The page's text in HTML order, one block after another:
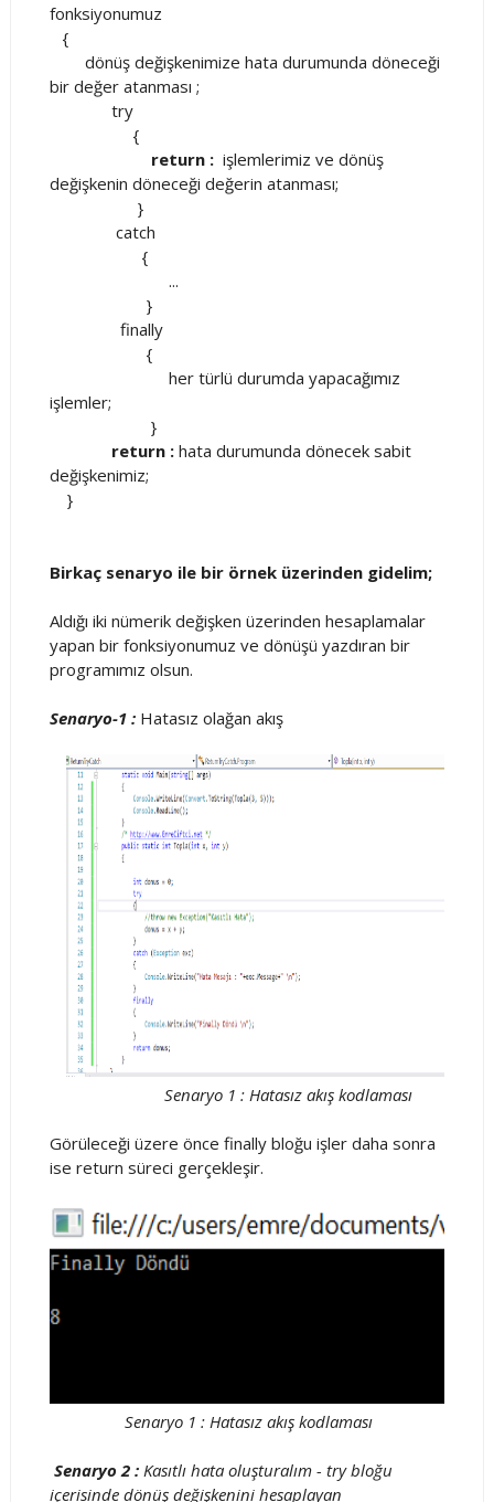
fonksiyonumuz
{
dönüş değişkenimize hata durumunda döneceği
bir değer atanması ;
try
{
return : işlemlerimiz ve dönüş
değişkenin döneceği değerin atanması;
}
catch
{
...
}
finally
{
her türlü durumda yapacağımız
işlemler;
}
return : hata durumunda dönecek sabit
değişkenimiz;
}
Birkaç senaryo ile bir örnek üzerinden gidelim;
Aldığı iki nümerik değişken üzerinden hesaplamalar
yapan bir fonksiyonumuz ve dönüşü yazdıran bir
programımız olsun.
Senaryo-1 :Hatasız olağan akış
Senaryo 1 : Hatasız akış kodlaması
Görüleceği üzere önce finally bloğu işler daha sonra
ise return süreci gerçekleşir.
Senaryo 1 : Hatasız akış kodlaması
Senaryo 2 :Kasıtlı hata oluşturalım - try bloğu
içerisinde dönüş değişkenini hesaplayan